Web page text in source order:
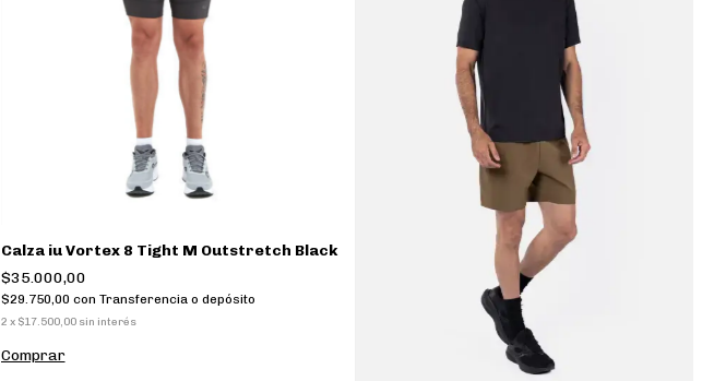
Calza iu Vortex 8 Tight M Outstretch Black
$35.000,00
$29.750,00 con Transferencia o depósito
2 x $17.500,00 sin interés
Comprar